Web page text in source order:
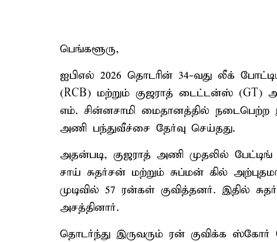
பெங்களூரு,
ஐபிஎல் 2026 தொடரின் 34-வது லீக்
(RCB) மற்றும் குஜராத் டைட்டன்ஸ்
எம். சின்னசாமி மைதானத்தில்
அணி பந்துவீச்சை தேர்வு செய்தது.
அதன்படி, குஜராத் அணி முதலில்
சாய் சுதர்சன் மற்றும் சுப்மன் கில்
முடிவில் 57 ரன்கள் குவித்தனர். இதில்
அசத்தினார்.
தொடர்ந்து இருவரும் ரன் குவிக்க